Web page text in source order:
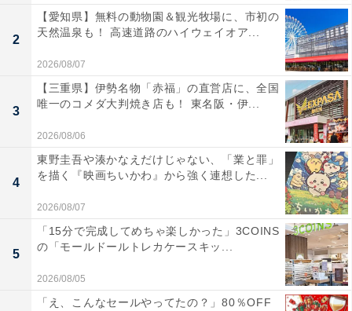
2
【愛知県】無料の動物園＆観光牧場に、市初の
天然温泉も！ 高速道路のハイウェイオア...
2026/08/07
3
【三重県】伊勢名物「赤福」の直営店に、全国
唯一のコメダ大判焼き店も！ 東名阪・伊...
2026/08/06
4
東野圭吾や湊かなえだけじゃない、「業と罪」
を描く『映画ちいかわ』から強く連想した...
2026/08/07
5
「15分で完成してめちゃ楽しかった」3COINS
の「モールドールトレカケースキッ...
2026/08/05
「え、こんなセールやってたの？」80％OFF